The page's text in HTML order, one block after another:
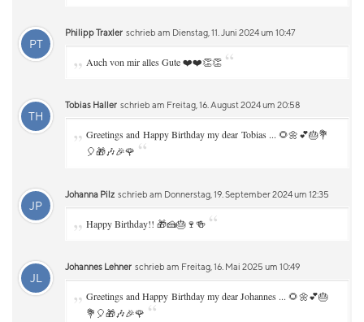
PT
Philipp Traxler schrieb am Dienstag, 11. Juni 2024 um 10:47
„ Auch von mir alles Gute ❤️❤️👏👏 “
TH
Tobias Haller schrieb am Freitag, 16. August 2024 um 20:58
„ Greetings and Happy Birthday my dear Tobias ... 🌻🌼💕🎂💐
🎈🎁🎶🎉🌹 “
JP
Johanna Pilz schrieb am Donnerstag, 19. September 2024 um 12:35
„ Happy Birthday!! 🎁🍰🎂🍷🍻 “
JL
Johannes Lehner schrieb am Freitag, 16. Mai 2025 um 10:49
„ Greetings and Happy Birthday my dear Johannes ... 🌻🌼💕🎂
💐🎈🎁🎶🎉🌹 “